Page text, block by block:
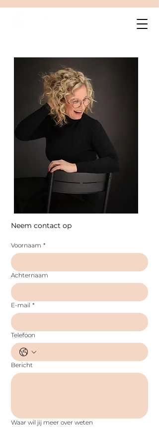
Voornaam *
Achternaam
E-mail *
Telefoon
Bericht
Waar wil jij meer over weten